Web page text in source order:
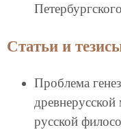
Статьи и
Проблема
русской